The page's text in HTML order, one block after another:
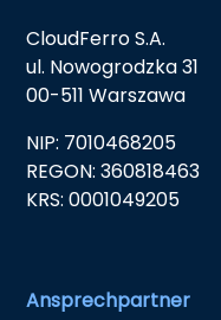
CloudFerro S.A.
ul. Nowogrodzka 31
00-511 Warszawa
NIP: 7010468205
REGON: 360818463
KRS: 0001049205
Ansprechpartner